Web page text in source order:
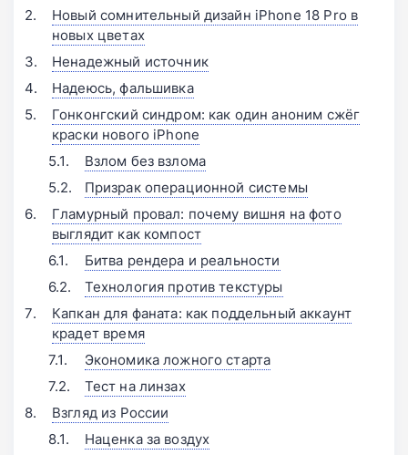
Новый сомнительный дизайн iPhone 18 Pro в
новых цветах
Ненадежный источник
Надеюсь, фальшивка
Гонконгский синдром: как один аноним сжёг
краски нового iPhone
Взлом без взлома
Призрак операционной системы
Гламурный провал: почему вишня на фото
выглядит как компост
Битва рендера и реальности
Технология против текстуры
Капкан для фаната: как поддельный аккаунт
крадет время
Экономика ложного старта
Тест на линзах
Взгляд из России
Наценка за воздух